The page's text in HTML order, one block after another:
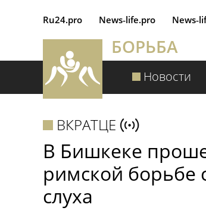
Ru24.pro News‑life.pro
БОРЬБА
Новости
ВКРАТЦЕ
В Бишкеке
римской борьбе
слуха